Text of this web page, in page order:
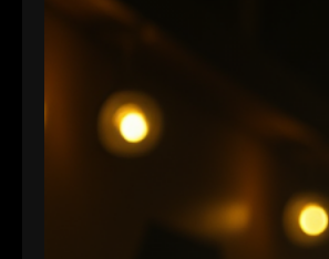
Tiefe eine entscheidende Rolle. Je
werden.…